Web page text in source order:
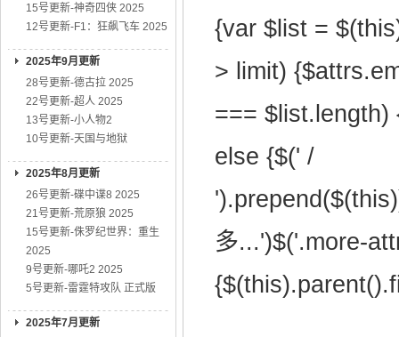
15号更新-神奇四侠 2025
12号更新-F1：狂飙飞车 2025
2025年9月更新
28号更新-德古拉 2025
22号更新-超人 2025
13号更新-小人物2
10号更新-天国与地狱
2025年8月更新
26号更新-碟中谍8 2025
21号更新-荒原狼 2025
15号更新-侏罗纪世界：重生
2025
9号更新-哪吒2 2025
5号更新-雷霆特攻队 正式版
2025年7月更新
{var $list =
> limit)
=== $list.length)
else {$(' /
多...')$('.more-